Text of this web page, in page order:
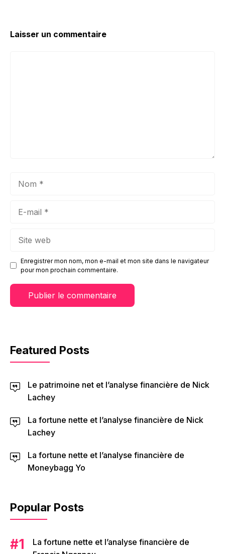
Laisser un commentaire
Enregistrer mon nom, mon e-mail et mon site dans le navigateur
pour mon prochain commentaire.
Featured Posts
Le patrimoine net et l’analyse financière de Nick
Lachey
La fortune nette et l’analyse financière de Nick
Lachey
La fortune nette et l’analyse financière de
Moneybagg Yo
Popular Posts
La fortune nette et l’analyse financière de